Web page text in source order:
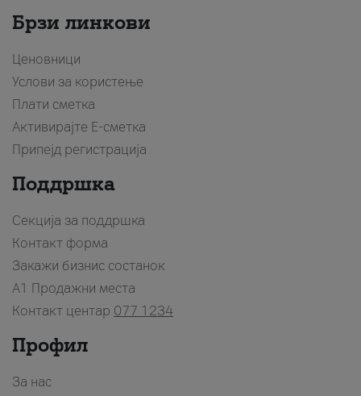
Брзи линкови
Ценовници
Услови за користење
Плати сметка
Активирајте Е-сметка
Припејд регистрација
Поддршка
Секција за поддршка
Контакт форма
Закажи бизнис состанок
A1 Продажни места
Контакт центар 077 1234
Профил
За нас